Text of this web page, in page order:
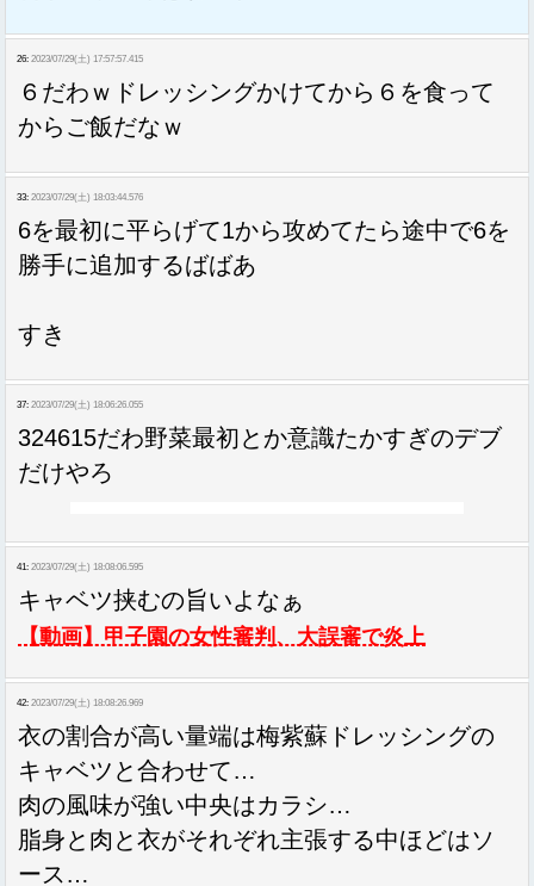
26: 2023/07/29(土) 17:57:57.415
６だわｗドレッシングかけてから６を食って
からご飯だなｗ
33: 2023/07/29(土) 18:03:44.576
6を最初に平らげて1から攻めてたら途中で6を
勝手に追加するばばあ
すき
37: 2023/07/29(土) 18:06:26.055
324615だわ野菜最初とか意識たかすぎのデブ
だけやろ
41: 2023/07/29(土) 18:08:06.595
キャベツ挟むの旨いよなぁ
【動画】甲子園の女性審判、大誤審で炎上
42: 2023/07/29(土) 18:08:26.969
衣の割合が高い量端は梅紫蘇ドレッシングの
キャベツと合わせて…
肉の風味が強い中央はカラシ…
脂身と肉と衣がそれぞれ主張する中ほどはソ
ース…